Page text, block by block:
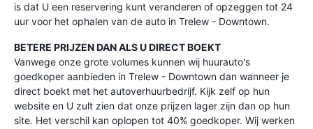
is dat U een reservering kunt veranderen of opzeggen tot 24
uur voor het ophalen van de auto in Trelew - Downtown.
BETERE PRIJZEN DAN ALS U DIRECT BOEKT
Vanwege onze grote volumes kunnen wij huurauto's
goedkoper aanbieden in Trelew - Downtown dan wanneer je
direct boekt met het autoverhuurbedrijf. Kijk zelf op hun
website en U zult zien dat onze prijzen lager zijn dan op hun
site. Het verschil kan oplopen tot 40% goedkoper. Wij werken